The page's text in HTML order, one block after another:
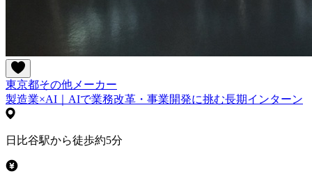
東京都その他 メーカー
製造業×AI｜AIで業務改革・事業開発に挑む長期インターン
日比谷駅から徒歩約5分